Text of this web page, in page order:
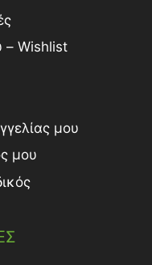
– Wishlist
μου
μου